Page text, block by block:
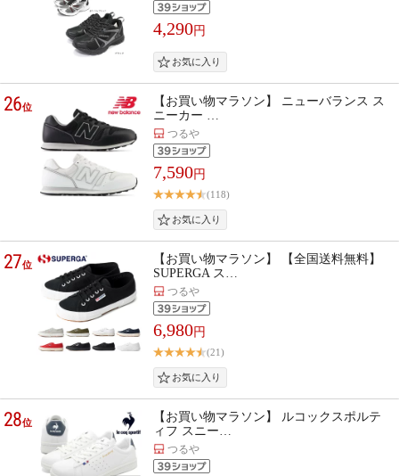
4,290円
26位
【お買い物マラソン】 ニューバランス ス
ニーカー …
つるや
7,590円
(118)
27位
【お買い物マラソン】 【全国送料無料】
SUPERGA ス…
つるや
6,980円
(21)
28位
【お買い物マラソン】 ルコックスポルテ
ィフ スニー…
つるや